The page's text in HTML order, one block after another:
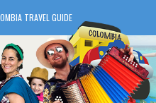
TRAVEL GUIDE